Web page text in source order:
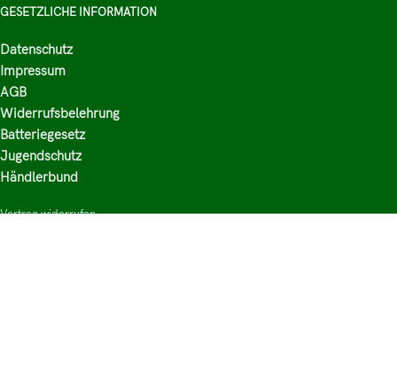
GESETZLICHE INFORMATION
Datenschutz
Impressum
AGB
Widerrufsbelehrung
Batteriegesetz
Jugendschutz
Händlerbund
Vertrag widerrufen